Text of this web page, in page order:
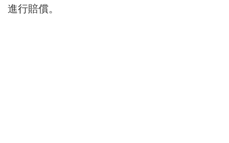
進行賠償。